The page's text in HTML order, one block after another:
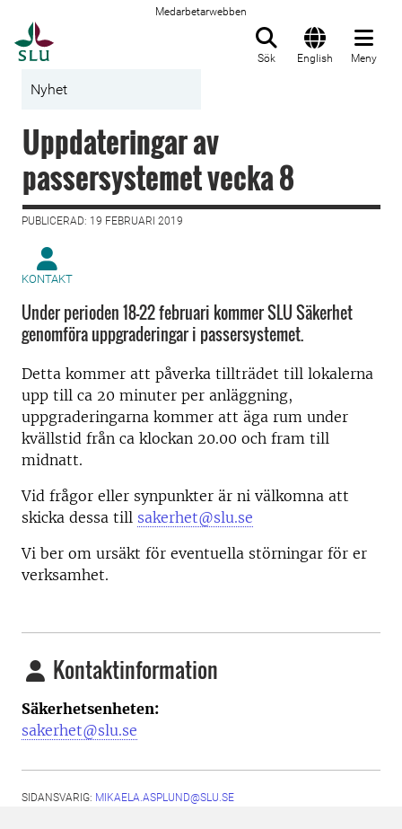
Medarbetarwebben
Sök English Meny
Nyhet
Uppdateringar av
passersystemet vecka 8
PUBLICERAD: 19 FEBRUARI 2019
KONTAKT
Under perioden 18-22 februari kommer SLU Säkerhet
genomföra uppgraderingar i passersystemet.
Detta kommer att påverka tillträdet till lokalerna
upp till ca 20 minuter per anläggning,
uppgraderingarna kommer att äga rum under
kvällstid från ca klockan 20.00 och fram till
midnatt.
Vid frågor eller synpunkter är ni välkomna att
skicka dessa till sakerhet@slu.se
Vi ber om ursäkt för eventuella störningar för er
verksamhet.
Kontaktinformation
Säkerhetsenheten:
sakerhet@slu.se
SIDANSVARIG: MIKAELA.ASPLUND@SLU.SE